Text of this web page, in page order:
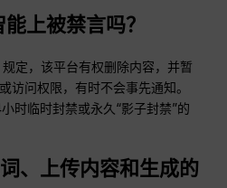
上被禁言吗？
定，该平台有权删除内容，并暂
访问权限，有时不会事先通知。
时临时封禁或永久“影子封禁”的
、上传内容和生成的